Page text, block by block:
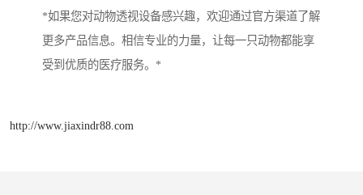
*如果您对动物透视设备感兴趣，欢迎通过官方渠道了解
更多产品信息。相信专业的力量，让每一只动物都能享
受到优质的医疗服务。*
http://www.jiaxindr88.com